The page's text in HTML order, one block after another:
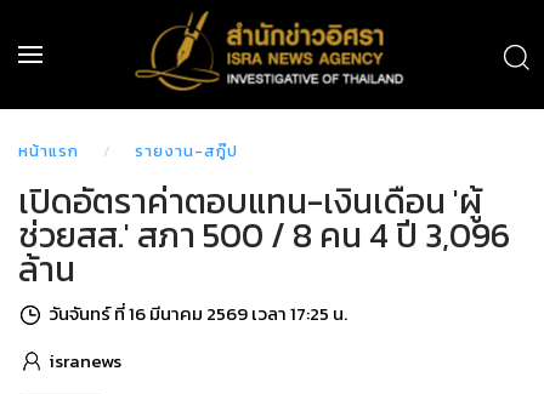
หน้าแรก รายงาน-สกู๊ป
เปิดอัตราค่าตอบแทน-เงินเดือน 'ผู้
ช่วยสส.' สภา 500 / 8 คน 4 ปี 3,096
ล้าน
วันจันทร์ ที่ 16 มีนาคม 2569 เวลา 17:25 น.
isranews